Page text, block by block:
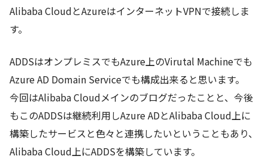
Alibaba CloudとAzureはインターネットVPNで接続しま
す。
ADDSはオンプレミスでもAzure上のVirutal Machineでも
Azure AD Domain Serviceでも構成出来ると思います。
今回はAlibaba Cloudメインのブログだったことと、今後
もこのADDSは継続利用しAzure ADとAlibaba Cloud上に
構築したサービスと色々と連携したいということもあり、
Alibaba Cloud上にADDSを構築しています。